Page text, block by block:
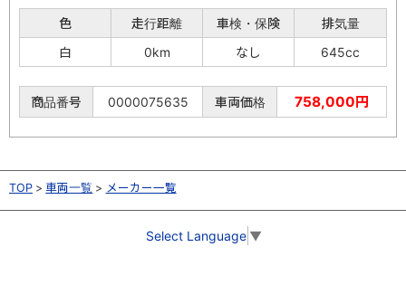
色 走行距離 車検・保険
排気量
白
0km なし 645cc
商品番号 0000075635 車両価格 758,000円
TOP 車両一覧 メーカー一覧
Select Language ▼